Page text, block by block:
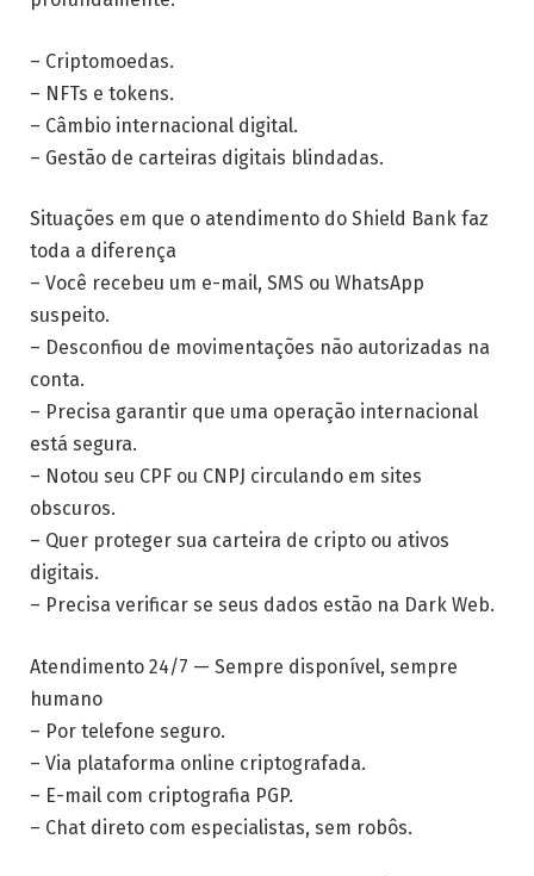
– Criptomoedas.
– NFTs e tokens.
– Câmbio internacional digital.
– Gestão de carteiras digitais blindadas.
Situações em que o atendimento do Shield Bank faz
toda a diferença
– Você recebeu um e-mail, SMS ou WhatsApp
suspeito.
– Desconfiou de movimentações não autorizadas na
conta.
– Precisa garantir que uma operação internacional
está segura.
– Notou seu CPF ou CNPJ circulando em sites
obscuros.
– Quer proteger sua carteira de cripto ou ativos
digitais.
– Precisa verificar se seus dados estão na Dark Web.
Atendimento 24/7 — Sempre disponível, sempre
humano
– Por telefone seguro.
– Via plataforma online criptografada.
– E-mail com criptografia PGP.
– Chat direto com especialistas, sem robôs.